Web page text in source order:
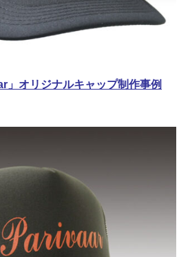
」オリジナルキャップ制作事例